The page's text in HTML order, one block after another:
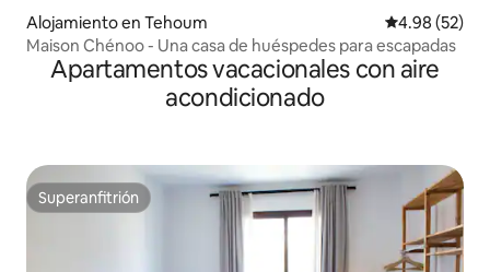
Alojamiento en Tehoum Calificación
4.98 (52)
Maison Chénoo - Una casa de huéspedes para escapadas
Apartamentos vacacionales con aire
acondicionado
Superanfitrión
Superanfitrión